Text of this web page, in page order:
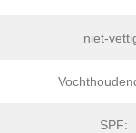
niet-
SPF: